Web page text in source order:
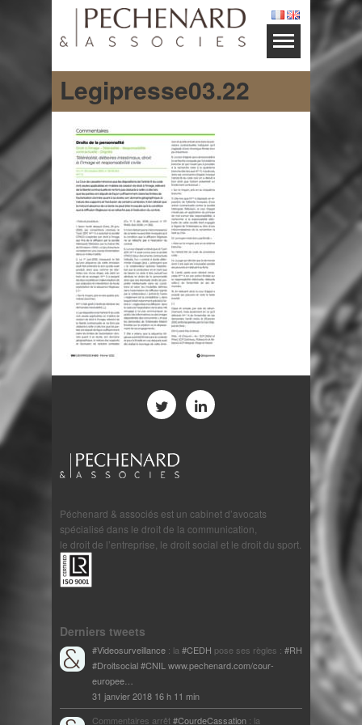
Legipresse03.22
Péchenard & associés est un cabinet d’avocats
spécialisé dans le droit de la communication,
le droit de l’entreprise, le droit social et le droit du sport.
Derniers tweets
#Videosurveillance : la#CEDH pose ses règles : #RH
#Droitsocial#CNILwww.pechenard.com/cour-
europee…
31 janvier 2018 16 h 11 min
Commentaires arrêt#CourdeCassation : la